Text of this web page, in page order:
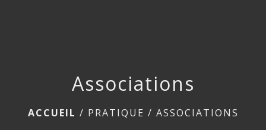
Associations
ACCUEIL / PRATIQUE / ASSOCIATIONS